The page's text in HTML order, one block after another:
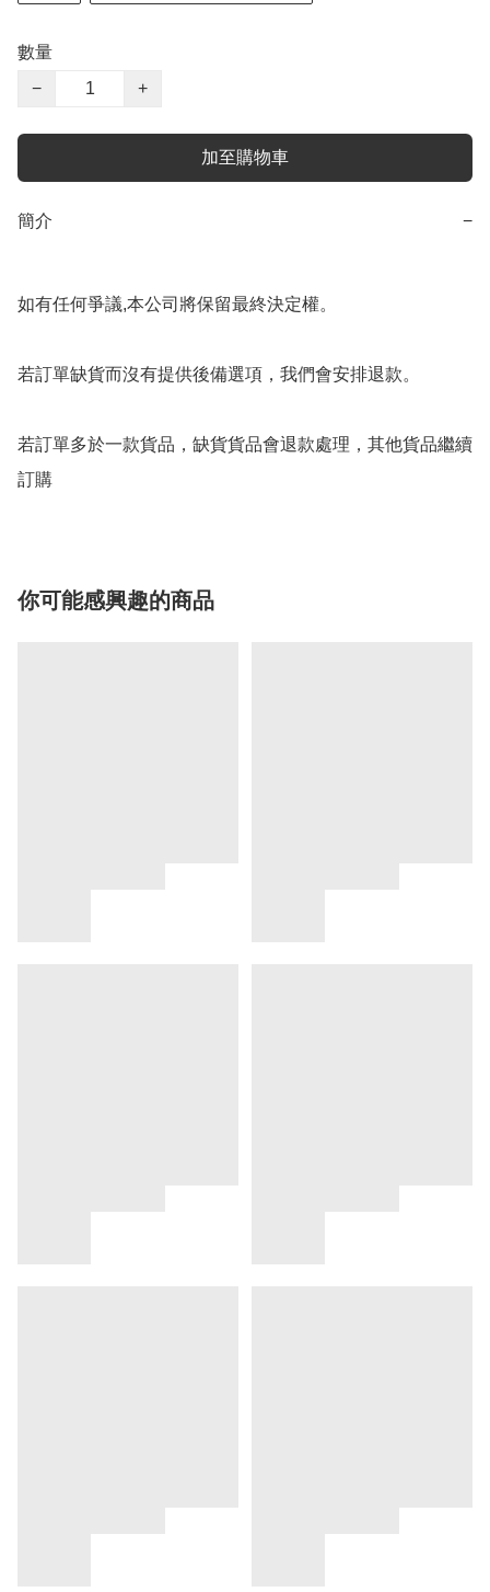
數量
−
+
加至購物車
簡介 −
如有任何爭議,本公司將保留最終決定權。
若訂單缺貨而沒有提供後備選項，我們會安排退款。
若訂單多於一款貨品，缺貨貨品會退款處理，其他貨品繼續
你可能感興趣的商品